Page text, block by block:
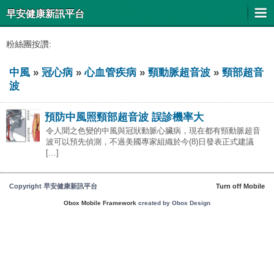
早安健康新訊平台
粉絲團按讚:
中風 » 冠心病 »心血管疾病 » 頸動脈超音波 » 頸部超音
波
預防中風照頸部超音波 誤診機率大
令人聞之色變的中風與冠狀動脈心臟病，現在都有頸動脈超音
波可以預先偵測，不過美國專家組織於今(8)日發表正式建議
[…]
Copyright 早安健康新訊平台 Turn off Mobile
Obox Mobile Framework created by Obox Design